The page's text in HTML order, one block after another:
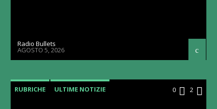
Radio Bullets
AGOSTO 5, 2026
RUBRICHE ULTIME NOTIZIE 0 2